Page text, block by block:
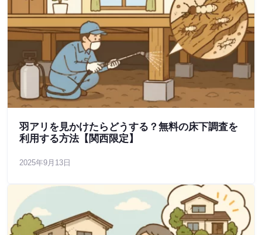
羽アリを見かけたらどうする？無料の床下調査を
利用する方法【関西限定】
2025年9月13日